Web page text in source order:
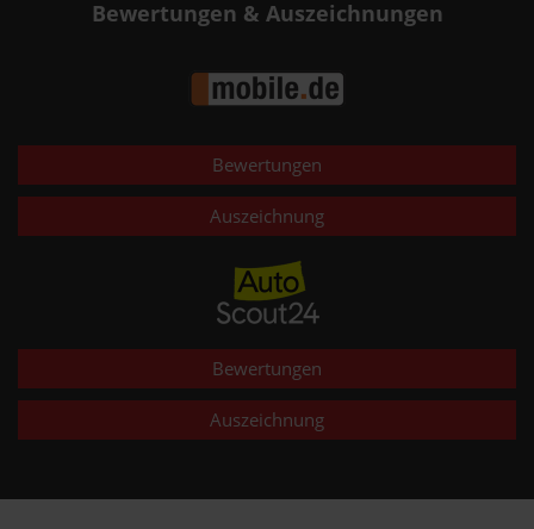
Bewertungen & Auszeichnungen
Bewertungen
Auszeichnung
Bewertungen
Auszeichnung